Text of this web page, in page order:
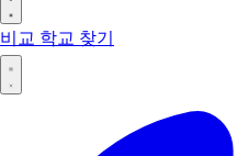
비교 학교 찾기